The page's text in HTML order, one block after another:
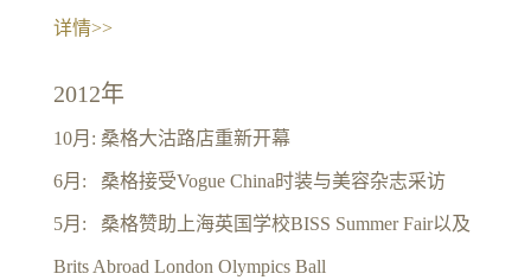
详情>>
2012年
10月: 桑格大沽路店重新开幕
6月: 桑格接受Vogue China时装与美容杂志采访
5月: 桑格赞助上海英国学校BISS Summer Fair以及
Brits Abroad London Olympics Ball